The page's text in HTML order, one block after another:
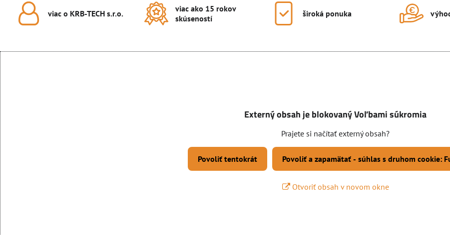
viac o KRB-TECH s​.r​.o​.
viac ako 15 rokov
skúseností
široká ponuka
Externý obsah je blokovaný Voľbami súkromia
Prajete si načítať externý obsah?
Povoliť tentokrát Povoliť a zapamätať - súhlas s druhom cookie:
Otvoriť obsah v novom okne